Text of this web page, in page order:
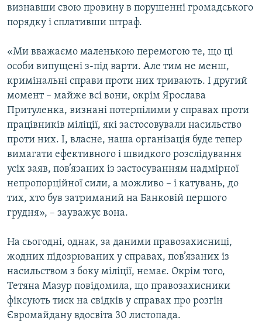
визнавши свою провину в порушенні громадського
порядку і сплативши штраф.
«Ми вважаємо маленькою перемогою те, що ці
особи випущені з-під варти. Але тим не менш,
кримінальні справи проти них тривають. І другий
момент – майже всі вони, окрім Ярослава
Притуленка, визнані потерпілими у справах проти
працівників міліції, які застосовували насильство
проти них. І, власне, наша організація буде тепер
вимагати ефективного і швидкого розслідування
усіх заяв, пов’язаних із застосуванням надмірної
непропорційної сили, а можливо – і катувань, до
тих, хто був затриманий на Банковій першого
грудня», – зауважує вона.
На сьогодні, однак, за даними правозахисниці,
жодних підозрюваних у справах, пов’язаних із
насильством з боку міліції, немає. Окрім того,
Тетяна Мазур повідомила, що правозахисники
фіксують тиск на свідків у справах про розгін
Євромайдану вдосвіта 30 листопада.